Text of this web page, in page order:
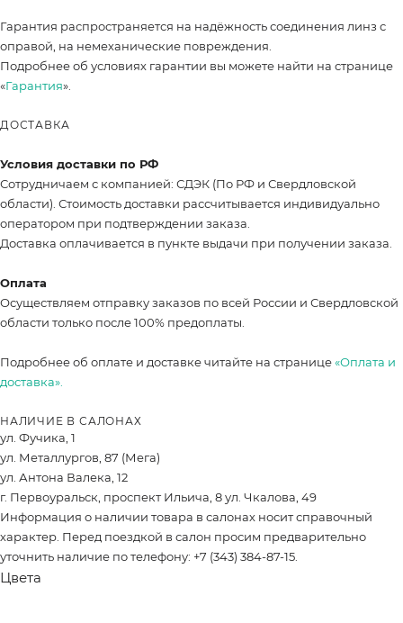
Гарантия распространяется на надёжность соединения линз с
оправой, на немеханические повреждения.
Подробнее об условиях гарантии вы можете найти на странице
«Гарантия».
ДОСТАВКА
Условия доставки по РФ
Сотрудничаем с компанией: СДЭК (По РФ и Свердловской
области). Стоимость доставки рассчитывается индивидуально
оператором при подтверждении заказа.
Доставка оплачивается в пункте выдачи при получении заказа.
Оплата
Осуществляем отправку заказов по всей России и Свердловской
области только после 100% предоплаты.
Подробнее об оплате и доставке читайте на странице«Оплата и
доставка».
НАЛИЧИЕ В САЛОНАХ
ул. Фучика, 1
ул. Металлургов, 87 (Мега)
ул. Антона Валека, 12
г. Первоуральск, проспект Ильича, 8 ул. Чкалова, 49
Информация о наличии товара в салонах носит справочный
характер. Перед поездкой в салон просим предварительно
уточнить наличие по телефону: +7 (343) 384-87-15.
Цвета